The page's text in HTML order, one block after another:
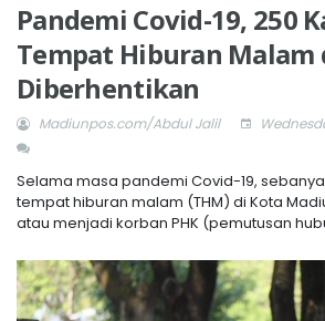
Pandemi Covid-19, 250
Tempat Hiburan Malam
Diberhentikan
Madiunpos.com/Abdul Jalil
Selama masa pandemi Covid-19,
tempat hiburan malam (THM) di Kota
atau menjadi korban PHK (pemutusan